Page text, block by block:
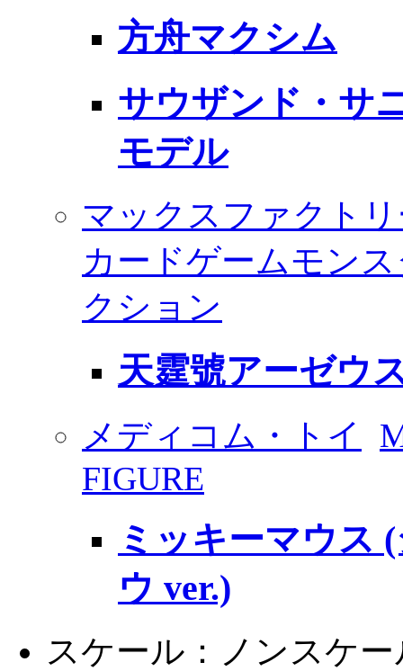
方舟マクシム
サウザンド・サ
モデル
マックスファクト
カードゲームモン
クション
天霆號アーゼウ
メディコム・トイ
FIGURE
ミッキーマウス
ウ ver.)
スケール：ノンスケー